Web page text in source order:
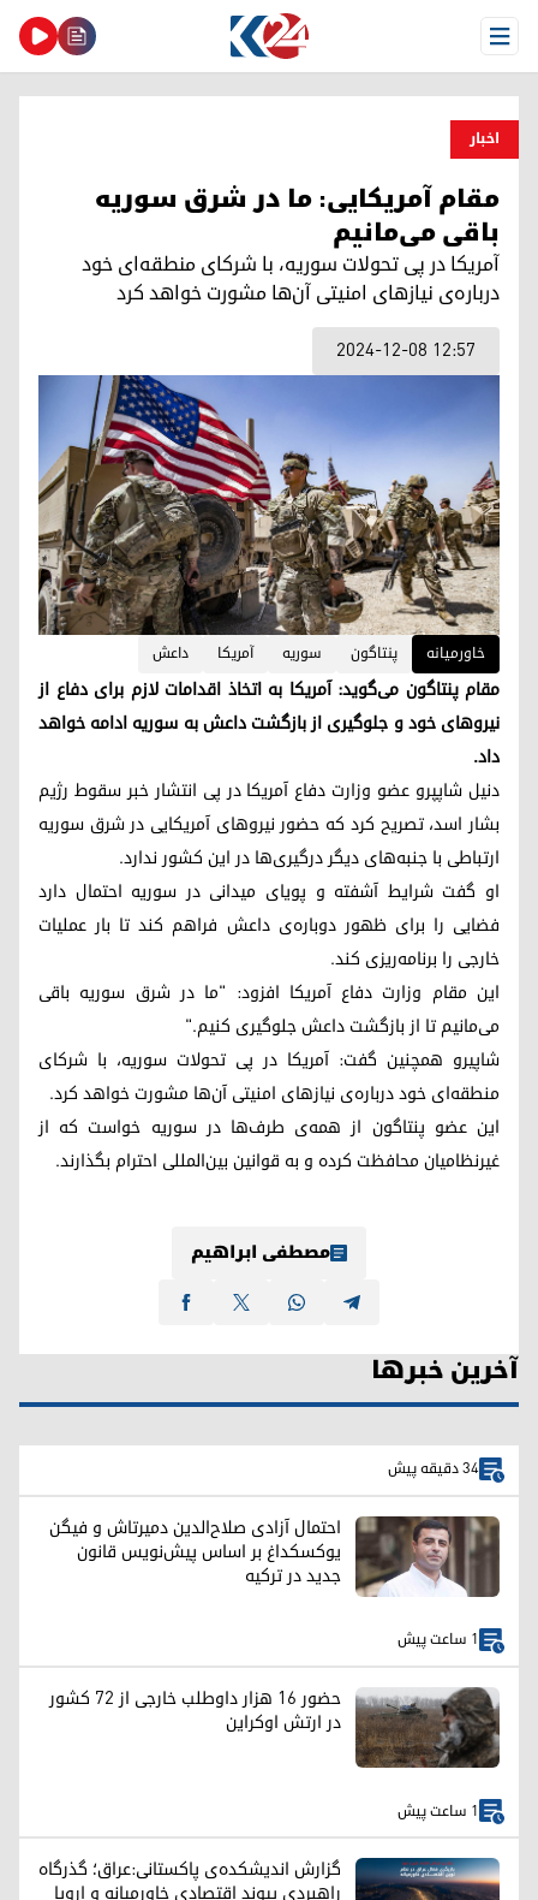
Open Menu
اخبار
مقام آمریکایی: ما در شرق سوریه
باقی می‌‌مانیم
آمریکا در پی تحولات سوریه، با شرکای منطقه‌ای خود
درباره‌ی نیازهای امنیتی آن‌ها مشورت خواهد کرد
2024-12-08 12:57
خاورمیانه پنتاگون سوریه آمریکا داعش
مقام پنتاگون می‌گوید: آمریکا به اتخاذ اقدامات لازم برای دفاع از
نیروهای خود و جلوگیری از بازگشت داعش به سوریه ادامه خواهد
داد.
دنیل شاپپرو عضو وزارت دفاع آمریکا در پی انتشار خبر سقوط رژیم
بشار اسد، تصریح کرد که حضور نیروهای آمریکایی در شرق سوریه
ارتباطی با جنبه‌های دیگر درگیری‌ها در این کشور ندارد.
او گفت شرایط آشفته و پویای میدانی در سوریه احتمال دارد
فضایی را برای ظهور دوباره‌ی داعش فراهم کند تا بار عملیات
خارجی را برنامه‌ریزی کند.
این مقام وزارت دفاع آمریکا افزود: "ما در شرق سوریه باقی
می‌مانیم تا از بازگشت داعش جلوگیری کنیم."
شاپیرو همچنین گفت: آمریکا در پی تحولات سوریه، با شرکای
منطقه‌ای خود درباره‌ی نیازهای امنیتی آن‌ها مشورت خواهد کرد.
این عضو پنتاگون از همه‌ی طرف‌ها در سوریه خواست که از
غیرنظامیان محافظت کرده و به قوانین بین‌المللی احترام بگذارند.
مصطفی ابراهیم
آخرین خبرها
34 دقیقه پیش
احتمال آزادی صلاح‌الدین دمیرتاش و فیگن
یوکسکداغ بر اساس پیش‌نویس قانون
جدید در ترکیه
1 ساعت پیش
حضور ۱۶ هزار داوطلب خارجی از ۷۲ کشور
در ارتش اوکراین
1 ساعت پیش
گزارش اندیشکده‌ی پاکستانی:عراق؛ گذرگاه